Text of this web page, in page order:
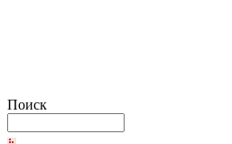
Поиск